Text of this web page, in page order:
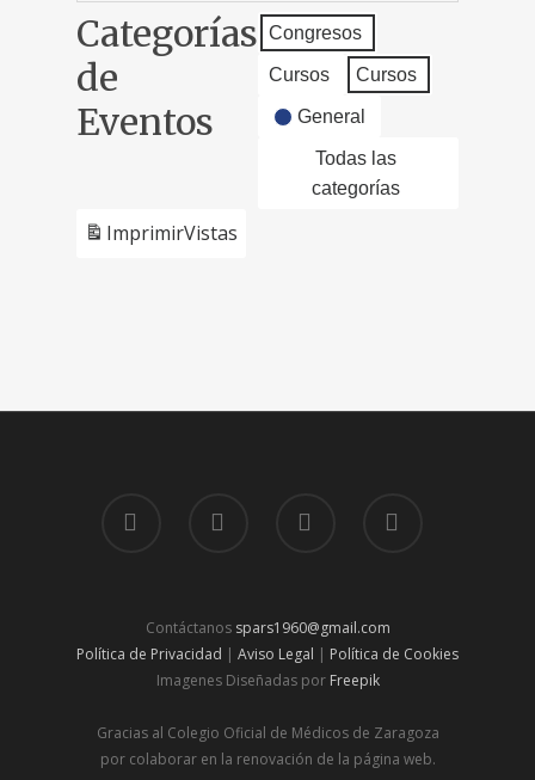
Categorías
de
Eventos
Congresos
Cursos Cursos
General
Todas las
categorías
ImprimirVistas
Contáctanos spars1960@gmail.com
Política de Privacidad | Aviso Legal | Política de Cookies
Imagenes Diseñadas por Freepik
Gracias al Colegio Oficial de Médicos de Zaragoza
por colaborar en la renovación de la página web.